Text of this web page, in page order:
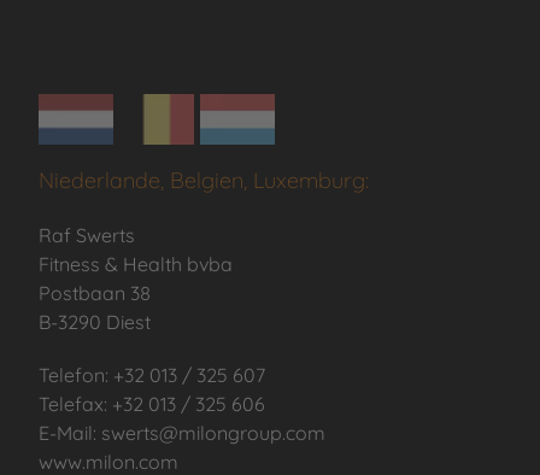
Niederlande, Belgien, Luxemburg:
Raf Swerts
Fitness & Health bvba
Postbaan 38
B-3290 Diest
Telefon: +32 013 / 325 607
Telefax: +32 013 / 325 606
E-Mail: swerts@milongroup.com
www.milon.com